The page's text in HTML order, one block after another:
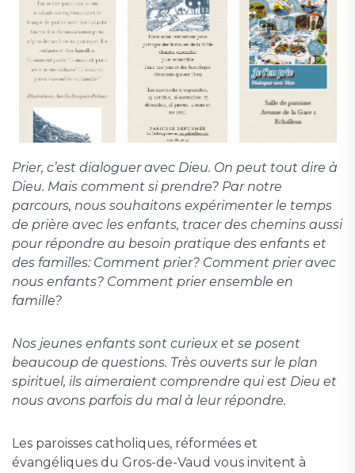
Prier, c’est dialoguer avec Dieu. On peut tout dire à
Dieu. Mais comment si prendre? Par notre
parcours, nous souhaitons expérimenter le temps
de prière avec les enfants, tracer des chemins aussi
pour répondre au besoin pratique des enfants et
des familles: Comment prier? Comment prier avec
nous enfants? Comment prier ensemble en
famille?
Nos jeunes enfants sont curieux et se posent
beaucoup de questions. Très ouverts sur le plan
spirituel, ils aimeraient comprendre qui est Dieu et
nous avons parfois du mal à leur répondre.
Les paroisses catholiques, réformées et
évangéliques du Gros-de-Vaud vous invitent à